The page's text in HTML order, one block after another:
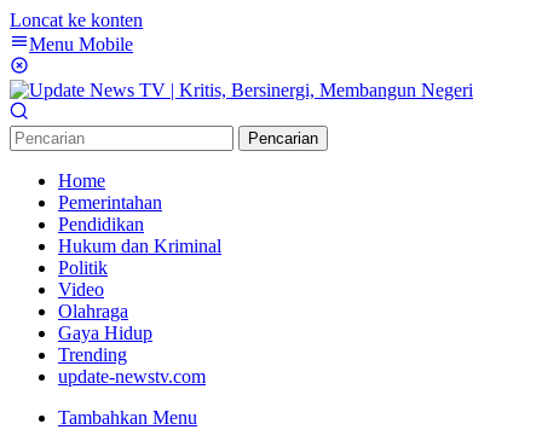
Loncat ke konten
Menu Mobile
Pencarian
Home
Pemerintahan
Pendidikan
Hukum dan Kriminal
Politik
Video
Olahraga
Gaya Hidup
Trending
update-newstv.com
Tambahkan Menu